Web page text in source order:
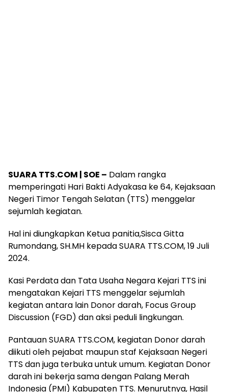
SUARA TTS.COM | SOE – Dalam rangka
memperingati Hari Bakti Adyakasa ke 64, Kejaksaan
Negeri Timor Tengah Selatan (TTS) menggelar
sejumlah kegiatan.
Hal ini diungkapkan Ketua panitia,Sisca Gitta
Rumondang, SH.MH kepada SUARA TTS.COM, 19 Juli
2024.
Kasi Perdata dan Tata Usaha Negara Kejari TTS ini
mengatakan Kejari TTS menggelar sejumlah
kegiatan antara lain Donor darah, Focus Group
Discussion (FGD) dan aksi peduli lingkungan.
Pantauan SUARA TTS.COM, kegiatan Donor darah
diikuti oleh pejabat maupun staf Kejaksaan Negeri
TTS dan juga terbuka untuk umum. Kegiatan Donor
darah ini bekerja sama dengan Palang Merah
Indonesia (PMI) Kabupaten TTS. Menurutnya, Hasil